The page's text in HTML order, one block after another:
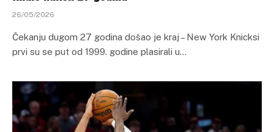
26/05/2026
Čekanju dugom 27 godina došao je kraj – New York Knicksi
prvi su se put od 1999. godine plasirali u…